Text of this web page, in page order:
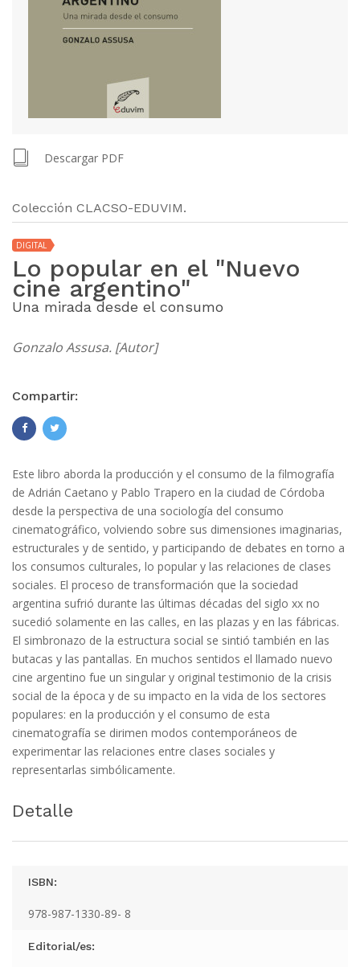
Descargar PDF
Colección CLACSO-EDUVIM.
DIGITAL
Lo popular en el "Nuevo
cine argentino"
Una mirada desde el consumo
Gonzalo Assusa. [Autor]
Compartir:
Este libro aborda la producción y el consumo de la filmografía
de Adrián Caetano y Pablo Trapero en la ciudad de Córdoba
desde la perspectiva de una sociología del consumo
cinematográfico, volviendo sobre sus dimensiones imaginarias,
estructurales y de sentido, y participando de debates en torno a
los consumos culturales, lo popular y las relaciones de clases
sociales. El proceso de transformación que la sociedad
argentina sufrió durante las últimas décadas del siglo xx no
sucedió solamente en las calles, en las plazas y en las fábricas.
El simbronazo de la estructura social se sintió también en las
butacas y las pantallas. En muchos sentidos el llamado nuevo
cine argentino fue un singular y original testimonio de la crisis
social de la época y de su impacto en la vida de los sectores
populares: en la producción y el consumo de esta
cinematografía se dirimen modos contemporáneos de
experimentar las relaciones entre clases sociales y
representarlas simbólicamente.
Detalle
ISBN:
978-987-1330-89- 8
Editorial/es: